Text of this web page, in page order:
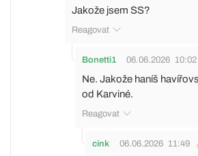
Jakože jsem SS?
Reagovat
Bonetti1 06.06.2026 10:02
Ne. Jakože haníš
od Karviné.
Reagovat
cink 06.06.2026 11:49